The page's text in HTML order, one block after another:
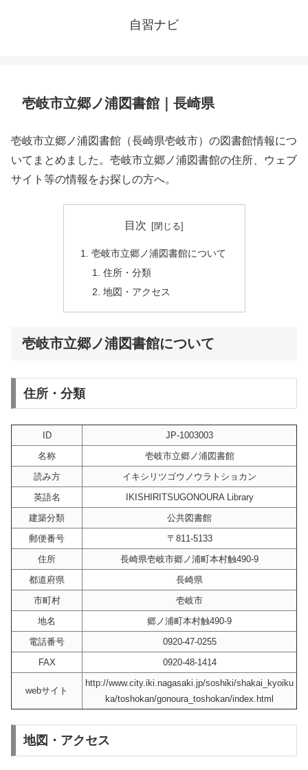
自習ナビ
壱岐市立郷ノ浦図書館｜長崎県
壱岐市立郷ノ浦図書館（長崎県壱岐市）の図書館情報につ
いてまとめました。壱岐市立郷ノ浦図書館の住所、ウェブ
サイト等の情報をお探しの方へ。
目次
壱岐市立郷ノ浦図書館について
住所・分類
地図・アクセス
壱岐市立郷ノ浦図書館について
住所・分類
ID
JP-1003003
名称
壱岐市立郷ノ浦図書館
読み方
イキシリツゴウノウラトショカン
英語名
IKISHIRITSUGONOURA Library
建築分類
公共図書館
郵便番号
〒811-5133
住所
長崎県壱岐市郷ノ浦町本村触490-9
都道府県
長崎県
市町村
壱岐市
地名
郷ノ浦町本村触490-9
電話番号
0920-47-0255
FAX
0920-48-1414
webサイト
http://www.city.iki.nagasaki.jp/soshiki/shakai_kyoiku
ka/toshokan/gonoura_toshokan/index.html
地図・アクセス